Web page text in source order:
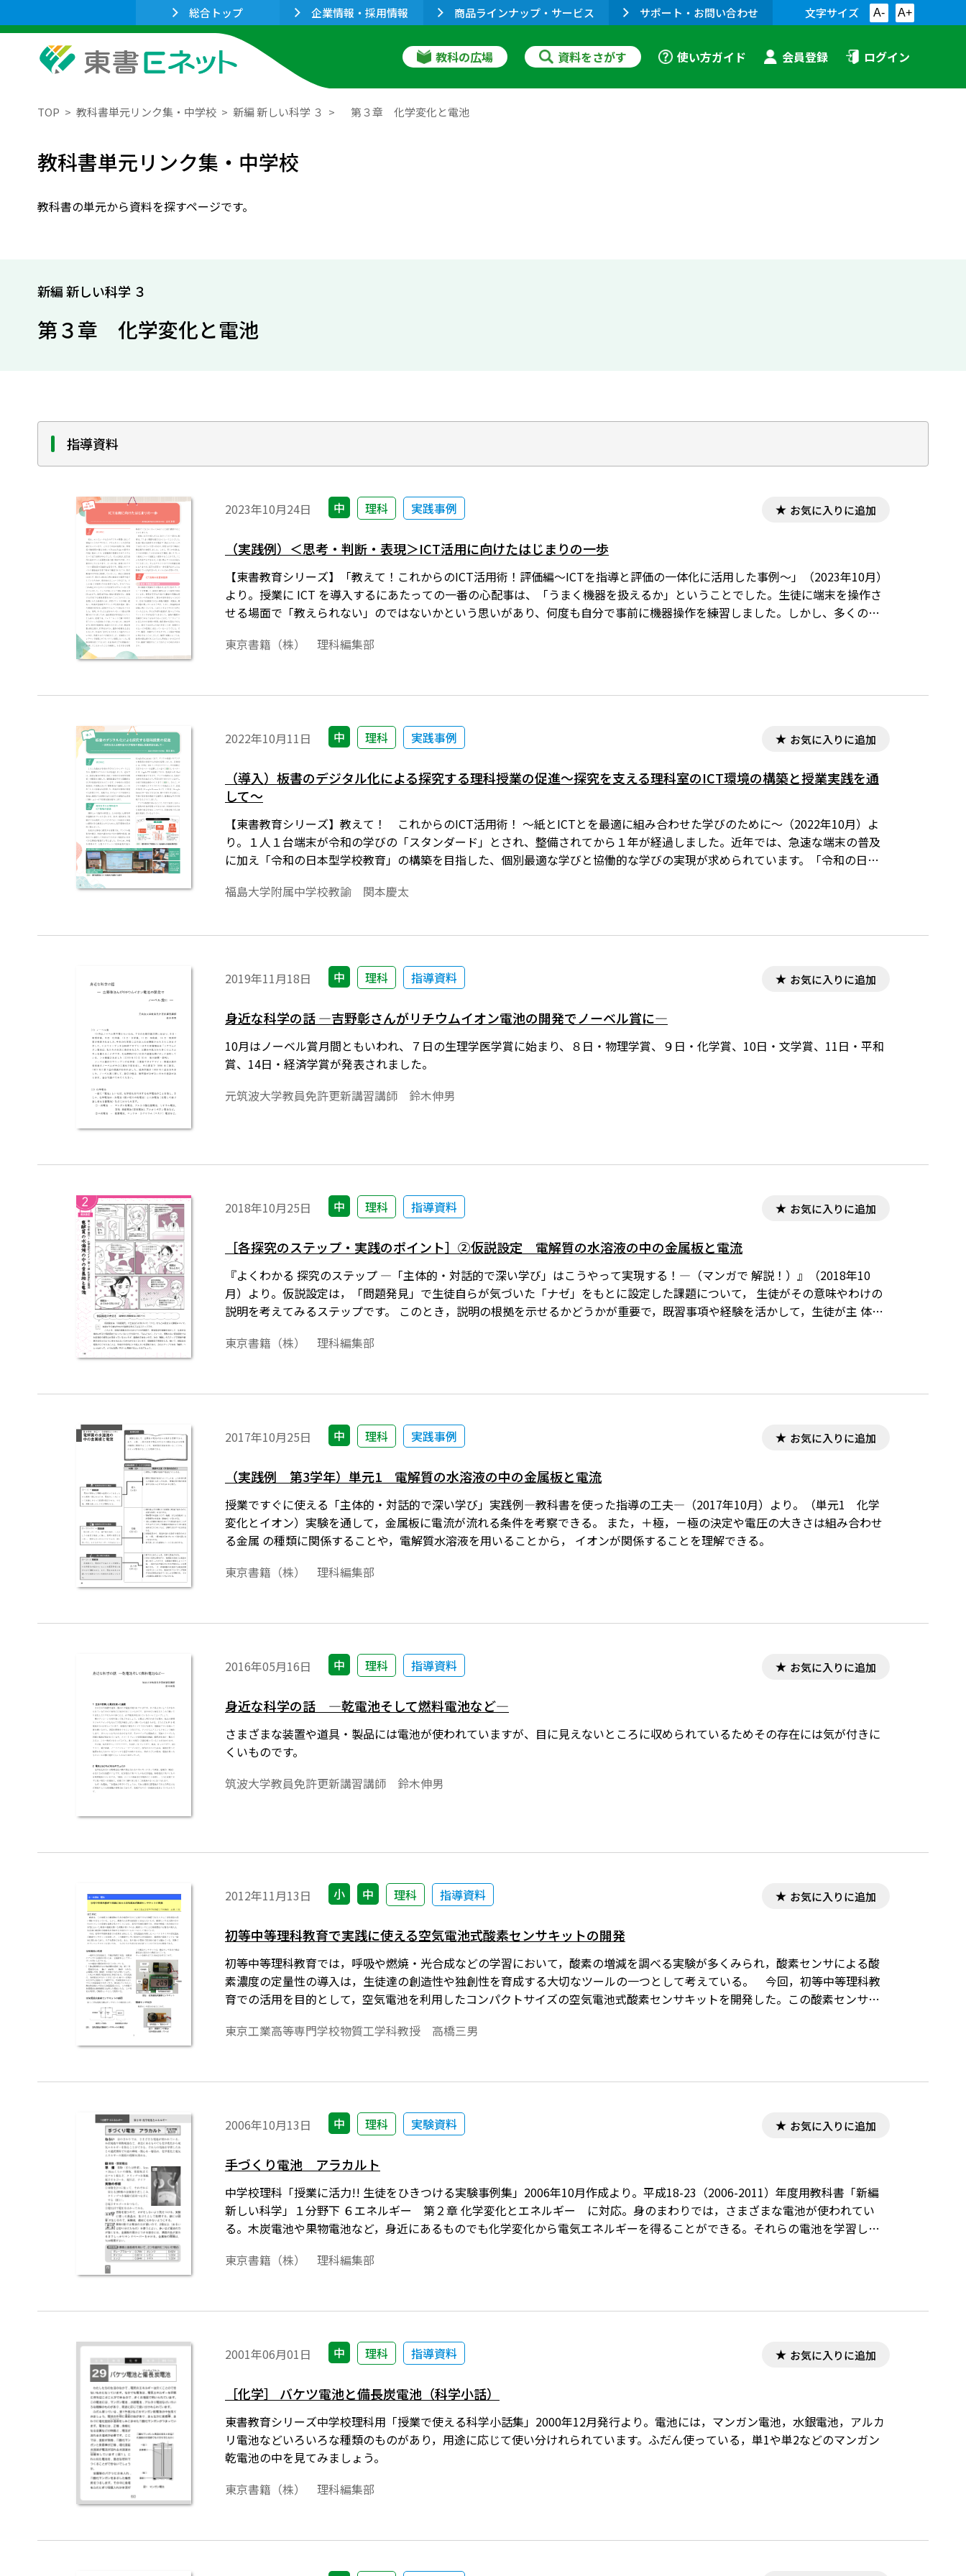
総合トップ 企業情報・採用情報 商品ラインナップ・サービス サポート・お問い合わせ 文字サイズ A- A+
教科の広場 資料をさがす 使い方ガイド 会員登録 ログイン
TOP 教科書単元リンク集・中学校 新編 新しい科学 ３ 第３章 化学変化と電池
教科書単元リンク集・中学校
教科書の単元から資料を探すページです。
新編 新しい科学 ３
第３章 化学変化と電池
指導資料
2023年10月24日 中 理科 実践事例 お気に入りに追加
（実践例）＜思考・判断・表現＞ICT活用に向けたはじまりの一歩
【東書教育シリーズ】「教えて！これからのICT活用術！評価編〜ICTを指導と評価の一体化に活用した事例〜」（2023年10月）
より。授業に ICT を導入するにあたっての一番の心配事は、「うまく機器を扱えるか」ということでした。生徒に端末を操作さ
せる場面で「教えられない」のではないかという思いがあり、何度も自分で事前に機器操作を練習しました。しかし、多くの生
きるよ」と逆に教えてくれる生徒もでてきました。そんなやりとりの中での実践記録になりますが、ICT の活用の一歩を踏み出
東京書籍（株） 理科編集部
2022年10月11日 中 理科 実践事例 お気に入りに追加
（導入）板書のデジタル化による探究する理科授業の促進～探究を支える理科室のICT環境の構築と授業実践を通
して～
【東書教育シリーズ】教えて！ これからのICT活用術！ ～紙とICTとを最適に組み合わせた学びのために～（2022年10月）よ
り。１人１台端末が令和の学びの「スタンダード」とされ、整備されてから１年が経過しました。近年では、急速な端末の普及
に加え「令和の日本型学校教育」の構築を目指した、個別最適な学びと協働的な学びの実現が求められています。「令和の日本
では、まずp.2～3で生徒が主体的に探究する授業を支えるICTの効果的な活用に触れ、p.4～6で授業実践を紹介します。
福島大学附属中学校教諭 関本慶太
2019年11月18日 中 理科 指導資料 お気に入りに追加
身近な科学の話 ―吉野彰さんがリチウムイオン電池の開発でノーベル賞に―
10月はノーベル賞月間ともいわれ、７日の生理学医学賞に始まり、８日・物理学賞、９日・化学賞、10日・文学賞、11日・平和
賞、14日・経済学賞が発表されました。
元筑波大学教員免許更新講習講師 鈴木伸男
2018年10月25日 中 理科 指導資料 お気に入りに追加
［各探究のステップ・実践のポイント］②仮説設定 電解質の水溶液の中の金属板と電流
『よくわかる 探究のステップ ―「主体的・対話的で深い学び」はこうやって実現する！―（マンガで 解説！）』（2018年10
月）より。仮説設定は，「問題発見」で生徒自らが気づいた「ナゼ」をもとに設定した課題について， 生徒がその意味やわけの
説明を考えてみるステップです。 このとき，説明の根拠を示せるかどうかが重要で，既習事項や経験を活かして，生徒が主 体的
ているといえず，論理的ではないので，次の「構想」のステップで実験や観 察方法をどのように考えればよいのかわからなくな
東京書籍（株） 理科編集部
2017年10月25日 中 理科 実践事例 お気に入りに追加
（実践例 第3学年）単元1 電解質の水溶液の中の金属板と電流
授業ですぐに使える「主体的・対話的で深い学び」実践例―教科書を使った指導の工夫―（2017年10月）より。（単元1 化学
変化とイオン）実験を通して，金属板に電流が流れる条件を考察できる。 また，＋極，－極の決定や電圧の大きさは組み合わせ
る金属 の種類に関係することや，電解質水溶液を用いることから， イオンが関係することを理解できる。
東京書籍（株） 理科編集部
2016年05月16日 中 理科 指導資料 お気に入りに追加
身近な科学の話 ―乾電池そして燃料電池など―
さまざまな装置や道具・製品には電池が使われていますが、目に見えないところに収められているためその存在には気が付きに
くいものです。
筑波大学教員免許更新講習講師 鈴木伸男
2012年11月13日 小 中 理科 指導資料 お気に入りに追加
初等中等理科教育で実践に使える空気電池式酸素センサキットの開発
初等中等理科教育では，呼吸や燃焼・光合成などの学習において，酸素の増減を調べる実験が多くみられ，酸素センサによる酸
素濃度の定量性の導入は，生徒達の創造性や独創性を育成する大切なツールの一つとして考えている。 今回，初等中等理科教
育での活用を目的として，空気電池を利用したコンパクトサイズの空気電池式酸素センサキットを開発した。この酸素センサに
優れている。実験でのランニングコストも安いため，一人ひとりの生徒が自由に扱うことができるのが特長である。
東京工業高等専門学校物質工学科教授 高橋三男
2006年10月13日 中 理科 実験資料 お気に入りに追加
手づくり電池 アラカルト
中学校理科「授業に活力!! 生徒をひきつける実験事例集」2006年10月作成より。平成18-23（2006-2011）年度用教科書「新編
新しい科学」１分野下 ６エネルギー 第２章 化学変化とエネルギー に対応。身のまわりでは，さまざまな電池が使われてい
る。木炭電池や果物電池など，身近にあるものでも化学変化から電気エネルギーを得ることができる。それらの電池を学習した
東京書籍（株） 理科編集部
2001年06月01日 中 理科 指導資料 お気に入りに追加
［化学］ バケツ電池と備長炭電池（科学小話）
東書教育シリーズ中学校理科用「授業で使える科学小話集」2000年12月発行より。電池には，マンガン電池，水銀電池，アルカ
リ電池などいろいろな種類のものがあり，用途に応じて使い分けれられています。ふだん使っている，単1や単2などのマンガン
乾電池の中を見てみましょう。
東京書籍（株） 理科編集部